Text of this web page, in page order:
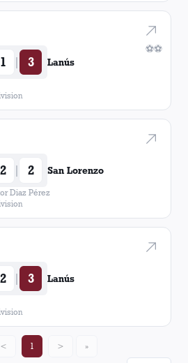
⚽⚽
1 | 3 Lanús
2 | 2 San Lorenzo
Diaz Pérez
2 | 3 Lanús
< 1 > »